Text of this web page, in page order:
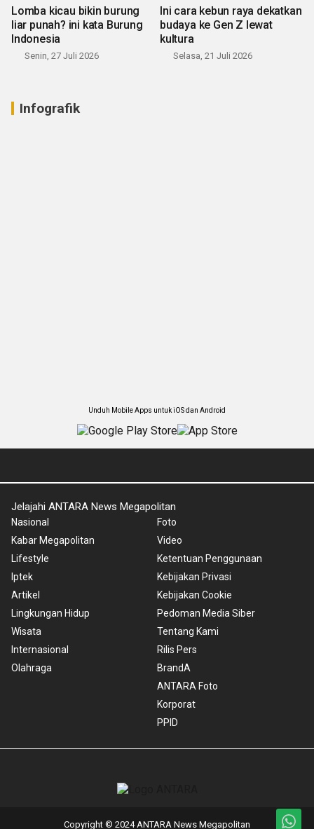
Lomba kicau bikin burung
liar punah? ini kata Burung
Indonesia
Senin, 27 Juli 2026
Ini cara kebun raya dekatkan
budaya ke Gen Z lewat
kultura
Selasa, 21 Juli 2026
Infografik
Unduh Mobile Apps untuk iOS dan Android
Jelajahi ANTARA News Megapolitan
Nasional
Kabar Megapolitan
Lifestyle
Iptek
Artikel
Lingkungan Hidup
Wisata
Internasional
Olahraga
Foto
Video
Ketentuan Penggunaan
Kebijakan Privasi
Kebijakan Cookie
Pedoman Media Siber
Tentang Kami
Rilis Pers
BrandA
ANTARA Foto
Korporat
PPID
Copyright © 2024 ANTARA News Megapolitan